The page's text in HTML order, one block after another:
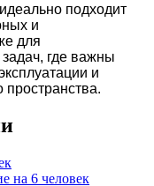
подходит
и
для
где важны
и
пространства.